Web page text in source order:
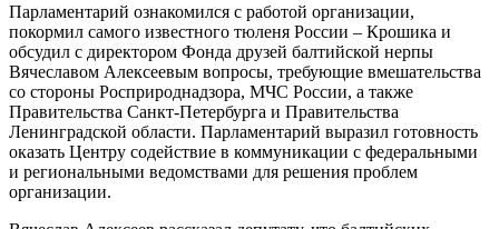
Парламентарий ознакомился с работой организации,
покормил самого известного тюленя России – Крошика и
обсудил с директором Фонда друзей балтийской нерпы
Вячеславом Алексеевым вопросы, требующие вмешательства
со стороны Росприроднадзора, МЧС России, а также
Правительства Санкт-Петербурга и Правительства
Ленинградской области. Парламентарий выразил готовность
оказать Центру содействие в коммуникации с федеральными
и региональными ведомствами для решения проблем
организации.